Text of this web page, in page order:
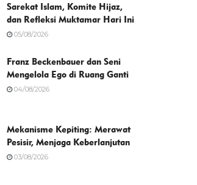
Sarekat Islam, Komite Hijaz,
dan Refleksi Muktamar Hari Ini
05/08/2026
Franz Beckenbauer dan Seni
Mengelola Ego di Ruang Ganti
04/08/2026
Mekanisme Kepiting: Merawat
Pesisir, Menjaga Keberlanjutan
03/08/2026